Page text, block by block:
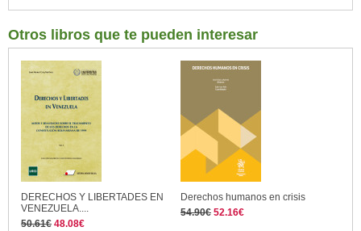
Otros libros que te pueden interesar
DERECHOS Y LIBERTADES EN
VENEZUELA....
50.61€ 48.08€
Derechos humanos en crisis
54.90€ 52.16€